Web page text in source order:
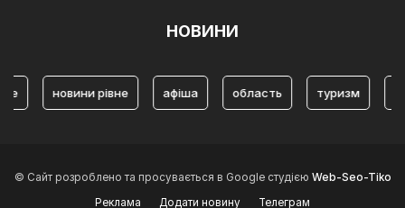
НОВИНИ
новини рівне афіша область туризм Туризм
© Сайт розроблено та просувається в Google студією Web-Seo-Tiko
Реклама
Додати новину Телеграм